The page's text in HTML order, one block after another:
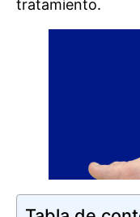
tratamiento.